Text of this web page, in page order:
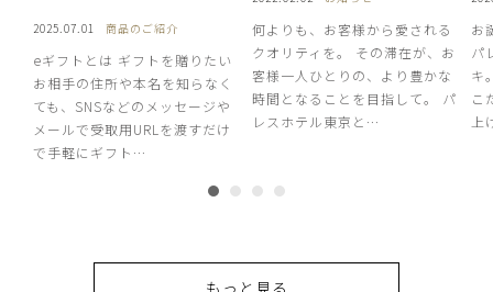
2025.07.01 商品のご紹介
eギフトとは ギフトを贈りたい
お相手の住所や本名を知らなく
ても、SNSなどのメッセージや
メールで受取用URLを渡すだけ
で手軽にギフト…
何よりも、お客様から愛される
クオリティを。 その滞在が、お
客様一人ひとりの、より豊かな
時間となることを目指して。 パ
レスホテル東京と…
お
パ
キ
こ
もっと見る